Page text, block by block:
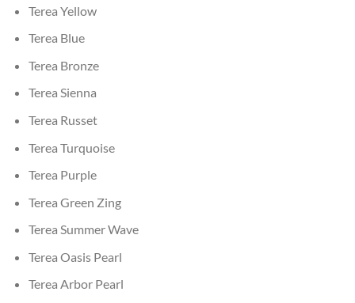
Terea Yellow
Terea Blue
Terea Bronze
Terea Sienna
Terea Russet
Terea Turquoise
Terea Purple
Terea Green Zing
Terea Summer Wave
Terea Oasis Pearl
Terea Arbor Pearl